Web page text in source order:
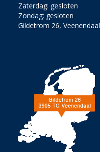
Zaterdag: gesloten
Zondag: gesloten
Gildetrom 26, Veenendaal